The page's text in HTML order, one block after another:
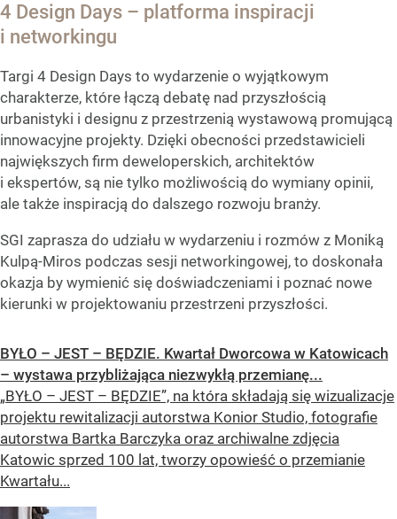
4 Design Days – platforma inspiracji
i networkingu
Targi 4 Design Days to wydarzenie o wyjątkowym
charakterze, które łączą debatę nad przyszłością
urbanistyki i designu z przestrzenią wystawową promującą
innowacyjne projekty. Dzięki obecności przedstawicieli
największych firm deweloperskich, architektów
i ekspertów, są nie tylko możliwością do wymiany opinii,
ale także inspiracją do dalszego rozwoju branży.
SGI zaprasza do udziału w wydarzeniu i rozmów z Moniką
Kulpą-Miros podczas sesji networkingowej, to doskonała
okazja by wymienić się doświadczeniami i poznać nowe
kierunki w projektowaniu przestrzeni przyszłości.
BYŁO – JEST – BĘDZIE. Kwartał Dworcowa w Katowicach
– wystawa przybliżająca niezwykłą przemianę...
„BYŁO – JEST – BĘDZIE”, na która składają się wizualizacje
projektu rewitalizacji autorstwa Konior Studio, fotografie
autorstwa Bartka Barczyka oraz archiwalne zdjęcia
Katowic sprzed 100 lat, tworzy opowieść o przemianie
Kwartału...